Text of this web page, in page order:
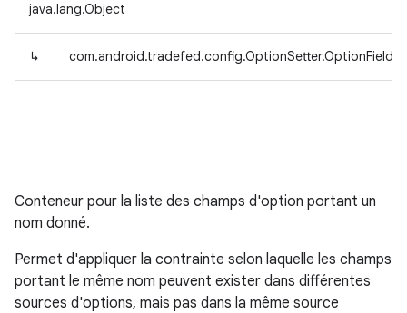
java.lang.Object
↳
Conteneur pour la liste des champs d'option portant un
nom donné.
Permet d'appliquer la contrainte selon laquelle les champs
portant le même nom peuvent exister dans différentes
sources d'options, mais pas dans la même source